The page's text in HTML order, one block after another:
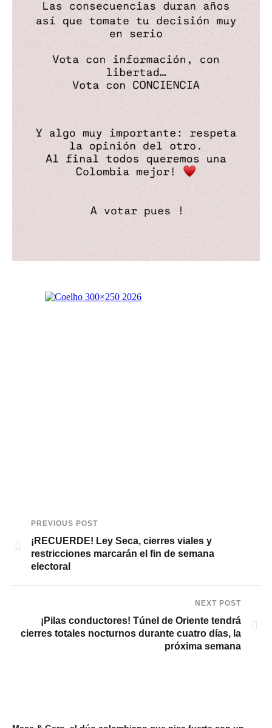
PREVIOUS POST
¡RECUERDE! Ley Seca, cierres viales y
restricciones marcarán el fin de semana
electoral
NEXT POST
¡Pilas conductores! Túnel de Oriente tendrá
cierres totales nocturnos durante cuatro días, la
próxima semana